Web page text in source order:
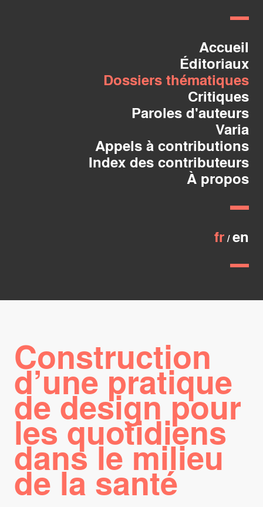
Accueil
Éditoriaux
Dossiers thématiques
Critiques
Paroles d'auteurs
Varia
Appels à contributions
Index des contributeurs
À propos
fr en
Construction
d’une pratique
de design pour
les quotidiens
dans le milieu
de la santé